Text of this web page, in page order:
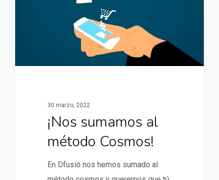
30 marzo, 2022
¡Nos sumamos al
método Cosmos!
En Dfusió nos hemos sumado al